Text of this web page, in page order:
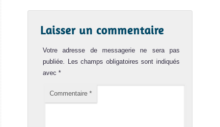
Laisser un commentaire
Votre adresse de messagerie ne sera pas
publiée.
Les champs obligatoires sont indiqués
avec*
Commentaire*